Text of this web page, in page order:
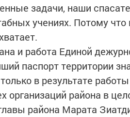
задачи, наши
учениях. Потому что
и работа Единой
паспорт территории
в результате
района в
района Марата